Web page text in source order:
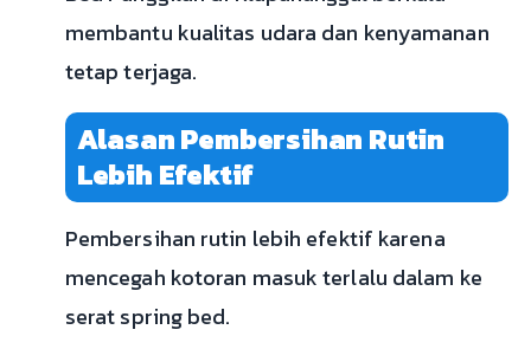
membantu kualitas udara dan kenyamanan
tetap terjaga.
Alasan Pembersihan Rutin
Lebih Efektif
Pembersihan rutin lebih efektif karena
mencegah kotoran masuk terlalu dalam ke
serat spring bed.